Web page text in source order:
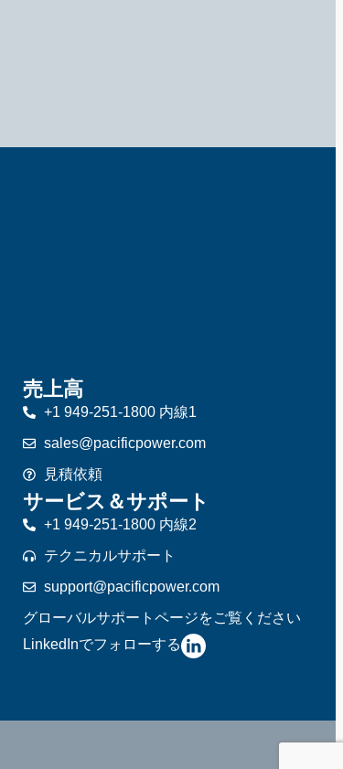
売上高
+1 949-251-1800 内線1
sales@pacificpower.com
見積依頼
サービス＆サポート
+1 949-251-1800 内線2
テクニカルサポート
support@pacificpower.com
グローバルサポートページをご覧ください
LinkedInでフォローする